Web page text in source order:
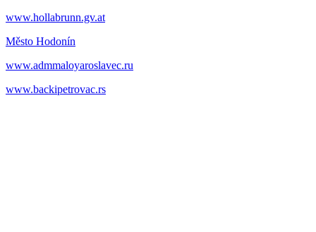
www.hollabrunn.gv.at
Město Hodonín
www.admmaloyaroslavec.ru
www.backipetrovac.rs